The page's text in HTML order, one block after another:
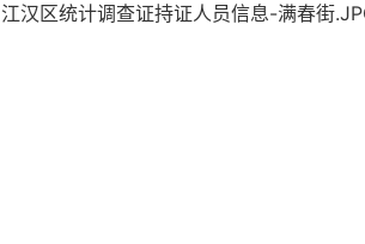
江汉区统计调查证持证人员信息-满春街